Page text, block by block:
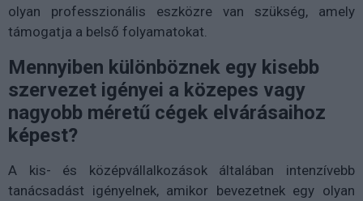
olyan professzionális eszközre van szükség, amely
támogatja a belső folyamatokat.
Mennyiben különböznek egy kisebb
szervezet igényei a közepes vagy
nagyobb méretű cégek elvárásaihoz
képest?
A kis- és középvállalkozások általában intenzívebb
tanácsadást igényelnek, amikor bevezetnek egy olyan